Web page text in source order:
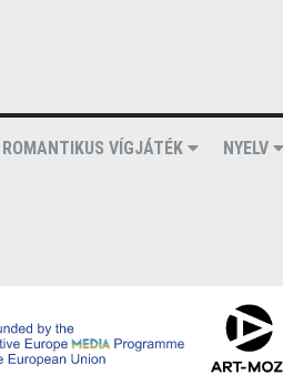
ROMANTIKUS VÍGJÁTÉK NYELV